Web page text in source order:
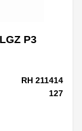
P3
RH 211414
127